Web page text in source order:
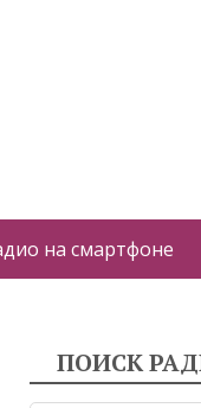
на смартфоне
ПОИСК